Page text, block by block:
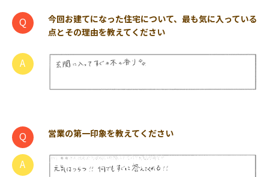
今回お建てになった住宅について、最も気に入っている
点とその理由を教えてください
営業の第一印象を教えてください